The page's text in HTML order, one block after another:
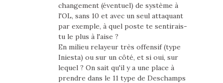
changement (éventuel) de système à
l'OL, sans 10 et avec un seul attaquant
par exemple, à quel poste te sentirais-
tu le plus à l'aise ?
En milieu relayeur très offensif (type
Iniesta) ou sur un côté, et si oui, sur
lequel ? On sait qu'il y a une place à
prendre dans le 11 type de Deschamps